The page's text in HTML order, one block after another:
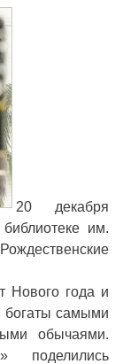
20 декабря
им.
Нового года и
богаты самыми
обычаями.
поделились